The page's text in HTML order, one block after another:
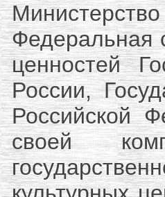
Федеральная
ценностей
России,
Российской
своей